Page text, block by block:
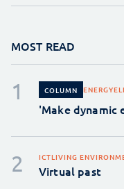
MOST READ
COLUMN ENERGY
'Make dynamic
ICTLIVING
Virtual past